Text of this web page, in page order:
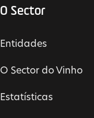
O Sector
Entidades
O Sector do Vinho
Estatísticas